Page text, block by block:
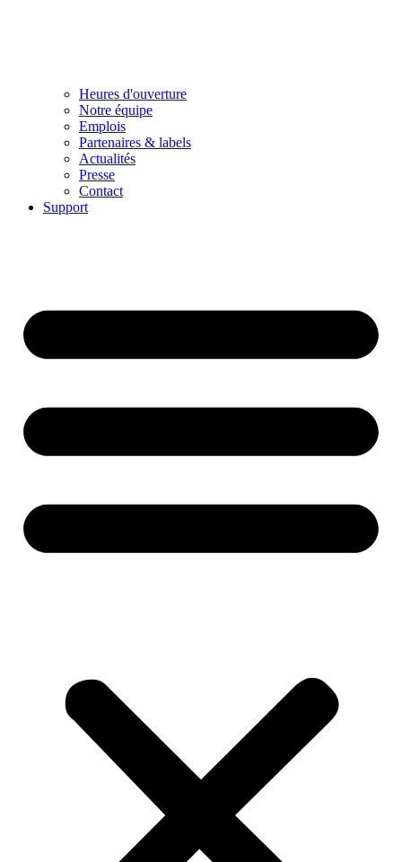
Heures d'ouverture
Notre équipe
Emplois
Partenaires & labels
Actualités
Presse
Contact
Support